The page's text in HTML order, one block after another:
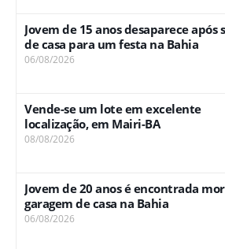
Jovem de 15 anos desaparece após
de casa para um festa na Bahia
06/08/2026
Vende-se um lote em excelente
localização, em Mairi-BA
08/08/2026
Jovem de 20 anos é encontrada
garagem de casa na Bahia
06/08/2026